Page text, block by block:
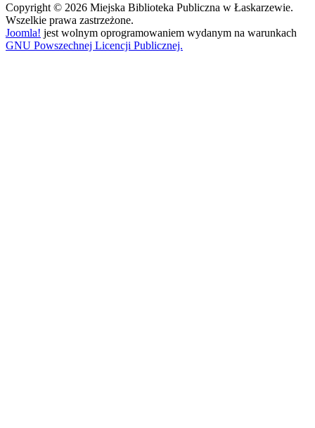
Copyright © 2026 Miejska Biblioteka Publiczna w Łaskarzewie.
Wszelkie prawa zastrzeżone.
Joomla! jest wolnym oprogramowaniem wydanym na warunkach
GNU Powszechnej Licencji Publicznej.